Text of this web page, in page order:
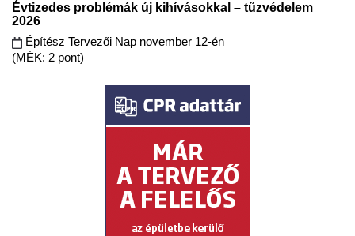
Évtizedes problémák új kihívásokkal – tűzvédelem
2026
Építész Tervezői Nap november 12-én
(MÉK: 2 pont)